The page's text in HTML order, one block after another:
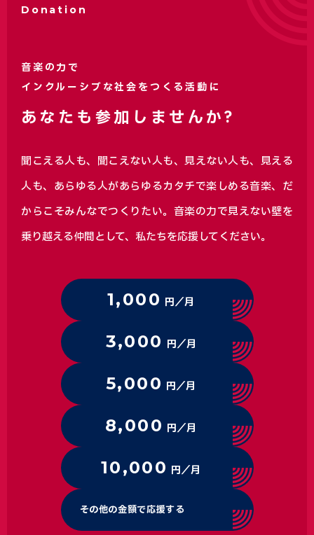
Donation
音楽の力で
インクルーシブな社会をつくる活動に
あなたも参加しませんか?
聞こえる人も、聞こえない人も、見えない人も、見える
人も、あらゆる人があらゆるカタチで楽しめる音楽、 だ
からこそみんなでつくりたい。音楽の力で見えない壁を
乗り越える仲間として、私たちを応援してください。
1,000 円／月
3,000 円／月
5,000 円／月
8,000 円／月
10,000 円／月
その他の金額で応援する